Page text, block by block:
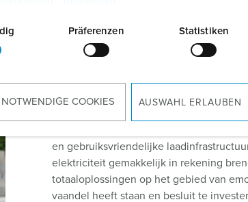
Präferenzen Statistiken
COOKIES AUSWAHL ERLAUBEN
MENNEKES
parkeergarage
Met de AMEDIO® Professional
en gebruiksvriendelijke
elektriciteit gemakkelijk in rekening
totaaloplossingen op het gebied van
vaandel heeft staan en besluit te